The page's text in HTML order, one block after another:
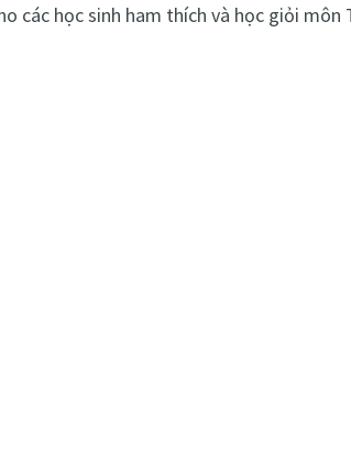
các học sinh ham thích và học giỏi